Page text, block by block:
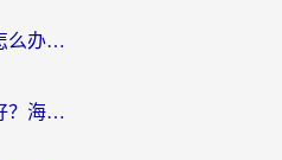
雪糕工厂国外玩延迟很高怎么办？海外玩家国服游戏加速终极攻略（附实测推荐）
打江南百景图加速器哪个好？海外党踩坑N次后，终于找到不卡的秘诀